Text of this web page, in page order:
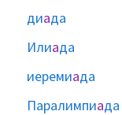
диада
Илиада
иеремиада
Паралимпиада